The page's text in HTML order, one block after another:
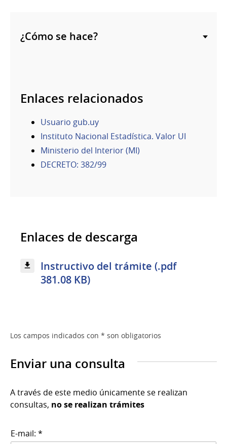
¿Cómo se hace?
Enlaces relacionados
Usuario gub.uy
Instituto Nacional Estadística. Valor UI
Ministerio del Interior (MI)
DECRETO: 382/99
Enlaces de descarga
Instructivo del trámite (.pdf
381.08 KB)
Los campos indicados con * son obligatorios
Enviar una consulta
A través de este medio únicamente se realizan
consultas, no se realizan trámites
E-mail: *